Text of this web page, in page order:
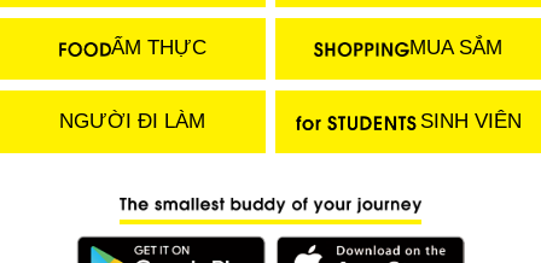
ẨM THỰC MUA SẮM
NGƯỜI ĐI LÀM SINH VIÊN